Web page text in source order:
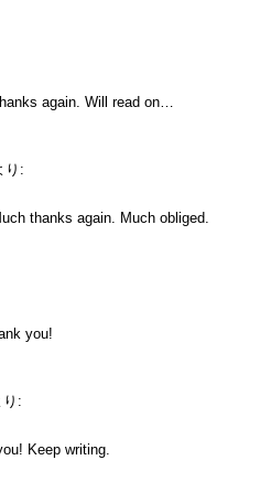
again. Will read on…
り:
thanks again. Much obliged.
you!
り:
Keep writing.